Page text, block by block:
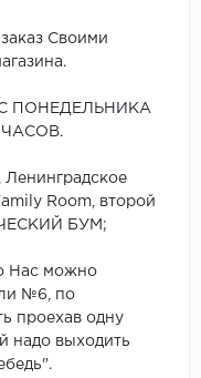
Своими
ПОНЕДЕЛЬНИКА
ЧАСОВ.
Ленинградское
Room, второй
БУМ;
Нас можно
№6, по
проехав одну
надо выходить